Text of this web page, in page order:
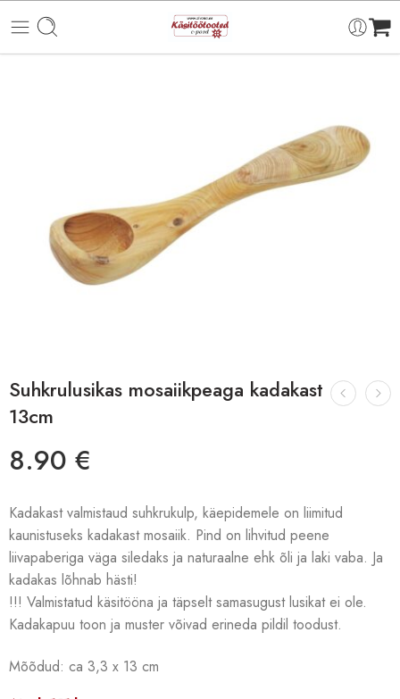
Suhkrulusikas mosaiikpeaga kadakast
13cm
8.90 €
Kadakast valmistaud suhkrukulp, käepidemele on liimitud
kaunistuseks kadakast mosaiik. Pind on lihvitud peene
liivapaberiga väga siledaks ja naturaalne ehk õli ja laki vaba. Ja
kadakas lõhnab hästi!
!!! Valmistatud käsitööna ja täpselt samasugust lusikat ei ole.
Kadakapuu toon ja muster võivad erineda pildil toodust.
Mõõdud: ca 3,3 x 13 cm